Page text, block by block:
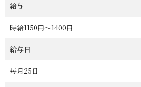
給与
時給1150円～1400円
給与日
毎月25日